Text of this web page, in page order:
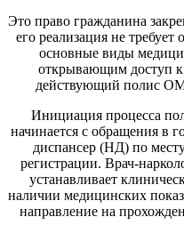
Это право гражданина
его реализация не
основные виды
открывающим доступ к
действующий полис
Инициация процесса
начинается с обращения в
диспансер (НД) по
регистрации. Врач-
устанавливает
наличии медицинских
направление на